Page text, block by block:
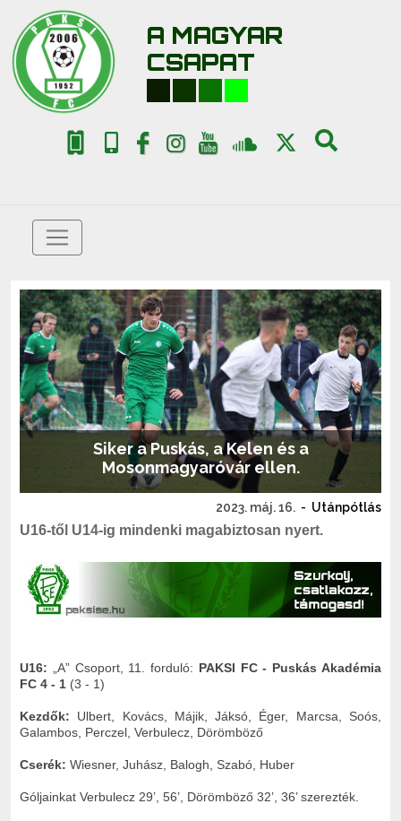
A MAGYAR
CSAPAT
Siker a Puskás, a Kelen és a
Mosonmagyaróvár ellen.
2023. máj. 16. - Utánpótlás
U16-től U14-ig mindenki magabiztosan nyert.
U16: „A” Csoport, 11. forduló: PAKSI FC - Puskás Akadémia
FC 4 - 1 (3 - 1)
Kezdők: Ulbert, Kovács, Májik, Jáksó, Éger, Marcsa, Soós,
Galambos, Perczel, Verbulecz, Dörömböző
Cserék: Wiesner, Juhász, Balogh, Szabó, Huber
Góljainkat Verbulecz 29’, 56’, Dörömböző 32’, 36’ szerezték.